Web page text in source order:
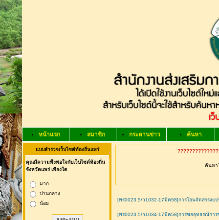
หน้าแรก สมาชิก กระดานข่าว ค้นหา
แบบสำรวจเว็บไซต์ท้องถิ่นแพร่
คุณมีความพึงพอใจกับเว็บไซต์ท้องถิ่น
จังหวัดแพร่ เพียงใด
มาก
ปานกลาง
น้อย
ค้นหา
[พร0023.5/ว1032-17มีค58]การโอนจัดสรรง
[พร0023.5/ว1034-17มีค58]การขออุทธรณ์กา